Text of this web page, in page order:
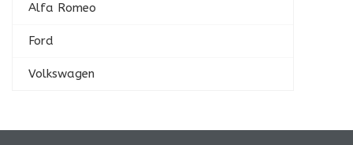
Alfa Romeo
Ford
Volkswagen